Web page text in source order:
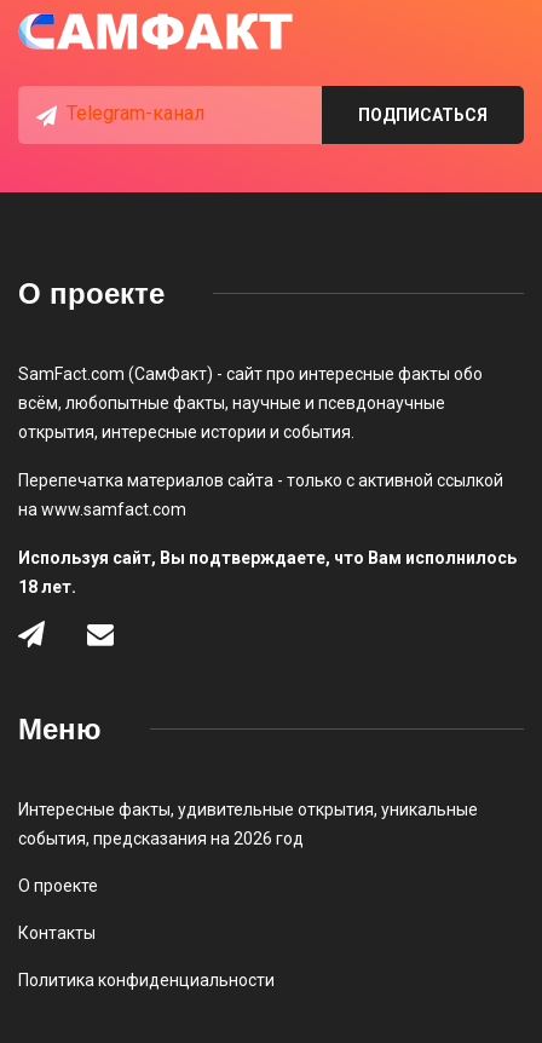
Telegram-канал ПОДПИСАТЬСЯ
О проекте
SamFact.com (СамФакт) - сайт про интересные факты обо
всём, любопытные факты, научные и псевдонаучные
открытия, интересные истории и события.
Перепечатка материалов сайта - только с активной ссылкой
на www.samfact.com
Используя сайт, Вы подтверждаете, что Вам исполнилось
18 лет.
Меню
Интересные факты, удивительные открытия, уникальные
события, предсказания на 2026 год
О проекте
Контакты
Политика конфиденциальности